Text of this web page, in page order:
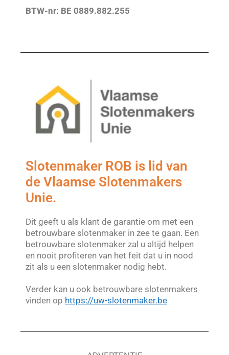
BTW-nr: BE 0889.882.255
Slotenmaker ROB is lid van
de Vlaamse Slotenmakers
Unie.
Dit geeft u als klant de garantie om met een
betrouwbare slotenmaker in zee te gaan. Een
betrouwbare slotenmaker zal u altijd helpen
en nooit profiteren van het feit dat u in nood
zit als u een slotenmaker nodig hebt.
Verder kan u ook betrouwbare slotenmakers
vinden op https://uw-slotenmaker.be